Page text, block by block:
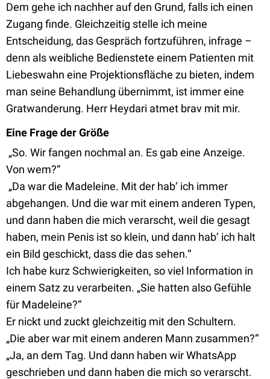
Dem gehe ich nachher auf den Grund, falls ich einen
Zugang finde. Gleichzeitig stelle ich meine
Entscheidung, das Gespräch fortzuführen, infrage –
denn als weibliche Bedienstete einem Patienten mit
Liebeswahn eine Projektionsfläche zu bieten, indem
man seine Behandlung übernimmt, ist immer eine
Gratwanderung. Herr Heydari atmet brav mit mir.
Eine Frage der Größe
„So. Wir fangen nochmal an. Es gab eine Anzeige.
Von wem?“
„Da war die Madeleine. Mit der hab‘ ich immer
abgehangen. Und die war mit einem anderen Typen,
und dann haben die mich verarscht, weil die gesagt
haben, mein Penis ist so klein, und dann hab‘ ich halt
ein Bild geschickt, dass die das sehen.“
Ich habe kurz Schwierigkeiten, so viel Information in
einem Satz zu verarbeiten. „Sie hatten also Gefühle
für Madeleine?“
Er nickt und zuckt gleichzeitig mit den Schultern.
„Die aber war mit einem anderen Mann zusammen?“
„Ja, an dem Tag. Und dann haben wir WhatsApp
geschrieben und dann haben die mich so verarscht.